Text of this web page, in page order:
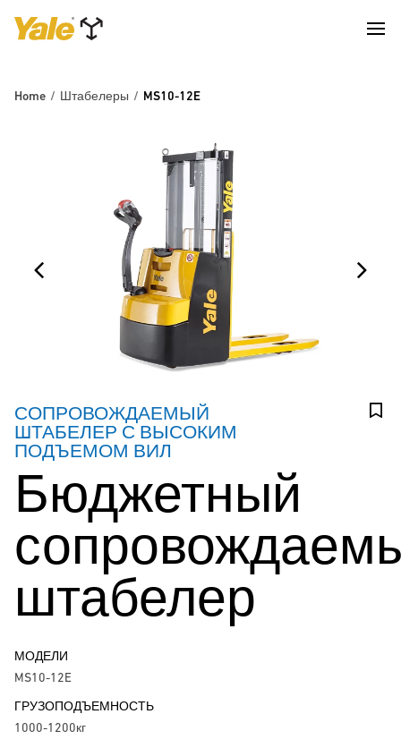
Home Штабелеры MS10-12E
СОПРОВОЖДАЕМЫЙ
ШТАБЕЛЕР С ВЫСОКИМ
ПОДЪЕМОМ ВИЛ
Бюджетный
штабелер
МОДЕЛИ
MS10-12E
ГРУЗОПОДЪЕМНОСТЬ
1000-1200кг